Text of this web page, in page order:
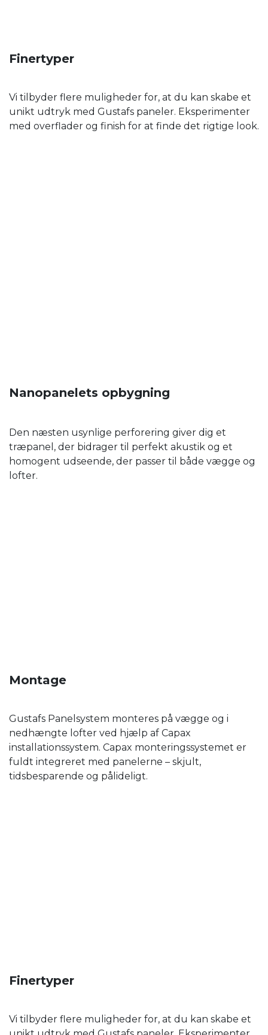
Finertyper
Vi tilbyder flere muligheder for, at du kan skabe et
unikt udtryk med Gustafs paneler. Eksperimenter
med overflader og finish for at finde det rigtige look.
Nanopanelets opbygning
Den næsten usynlige perforering giver dig et
træpanel, der bidrager til perfekt akustik og et
homogent udseende, der passer til både vægge og
lofter.
Montage
Gustafs Panelsystem monteres på vægge og i
nedhængte lofter ved hjælp af Capax
installationssystem. Capax monteringssystemet er
fuldt integreret med panelerne – skjult,
tidsbesparende og pålideligt.
Finertyper
Vi tilbyder flere muligheder for, at du kan skabe et